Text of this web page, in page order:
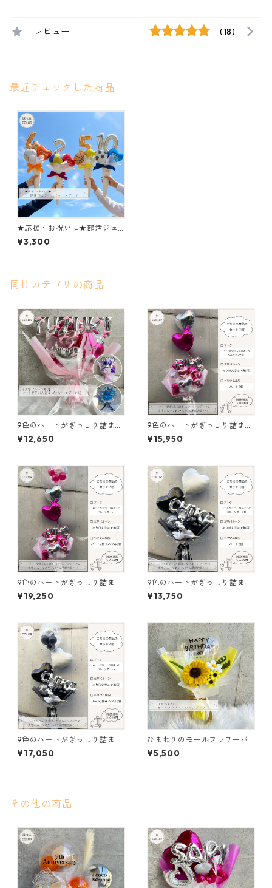
レビュー (18)
最近チェックした商品
★応援・お祝いに★部活ジェ
ラートバルーンブーケ
¥3,300
同じカテゴリの商品
9色のハートがぎっしり詰まっ
たバルーンブーケ（文字バル
ーンあり）（L）
¥12,650
9色のハートがぎっしり詰まっ
たバルーンブーケL（文字バル
ーンあり、ヘリウム2個セッ
¥15,950
9色のハートがぎっしり詰まっ
たバルーンブーケL（文字バル
ーンあり、ヘリウム3個セッ
¥19,250
9色のハートがぎっしり詰まっ
たバルーンブーケM（文字バル
ーンあり、ヘリウム2個セッ
¥13,750
9色のハートがぎっしり詰まっ
たバルーンブーケM（文字バル
ーンあり、ヘリウム3個セッ
¥17,050
ひまわりのモールフラワーバ
ルーンブーケ
¥5,500
その他の商品